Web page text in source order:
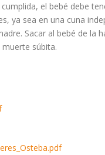
el bebé debe
ya sea en una cuna
Sacar al bebé de la
súbita.